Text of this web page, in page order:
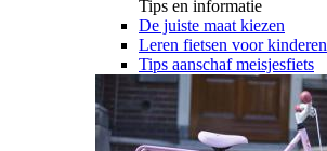
Tips en informatie
De juiste maat kiezen
Leren fietsen voor kinderen
Tips aanschaf meisjesfiets